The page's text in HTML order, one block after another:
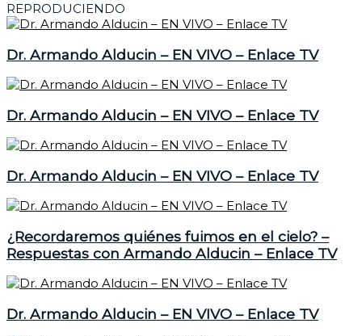
REPRODUCIENDO
Dr. Armando Alducin – EN VIVO – Enlace TV
Dr. Armando Alducin – EN VIVO – Enlace TV
Dr. Armando Alducin – EN VIVO – Enlace TV
¿Recordaremos quiénes fuimos en el cielo? –
Respuestas con Armando Alducin – Enlace TV
Dr. Armando Alducin – EN VIVO – Enlace TV